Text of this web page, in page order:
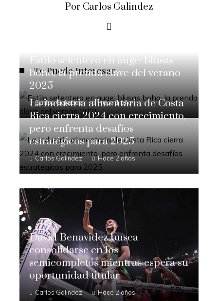
Por Carlos Galindez
Te Puede Interesar
Estilo setentero en auge: blusas
boho, la prenda clave del verano
2025
Carlos Galindez Hace 1 año
La industria alimentaria de Costa
Rica cierra 2024 con crecimiento,
pero enfrenta desafíos
estratégicos para 2025
Carlos Galindez Hace 2 años
David Benavidez busca
consolidarse en los
semicompletos mientras espera su
oportunidad titular
Carlos Galindez Hace 2 años